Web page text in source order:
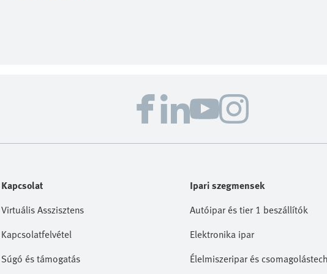
Kapcsolat
Virtuális Asszisztens
Kapcsolatfelvétel
Súgó és támogatás
Ipari szegmensek
Autóipar és tier 1 beszállítók
Elektronika ipar
Élelmiszeripar és